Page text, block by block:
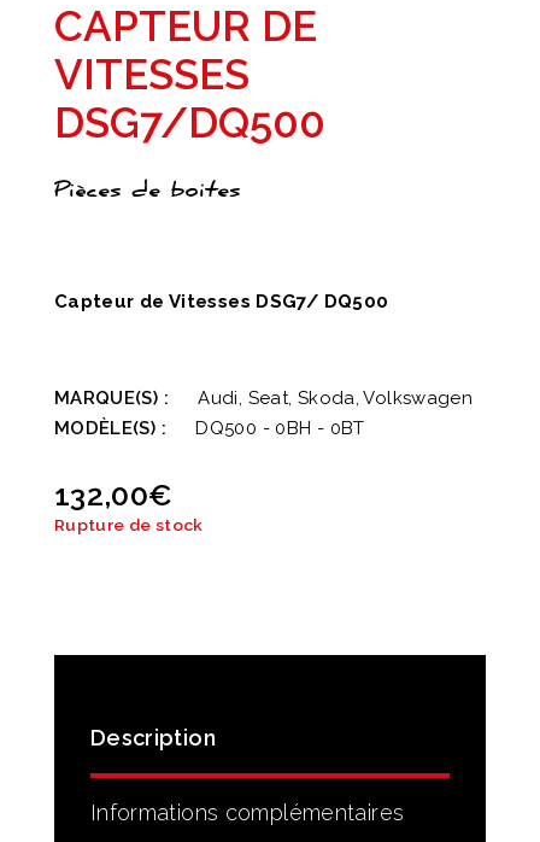
CAPTEUR DE
VITESSES
DSG7/DQ500
Pièces de boites
Capteur de Vitesses DSG7/ DQ500
MARQUE(S) :
Audi, Seat, Skoda, Volkswagen
MODÈLE(S) :
DQ500 - 0BH - 0BT
132,00€
Rupture de stock
Description
Informations complémentaires